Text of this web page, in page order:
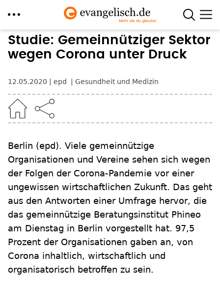
Direkt
zum
Studie: Gemeinnütziger Sektor
wegen Corona unter Druck
12.05.2020 epd Gesundheit und Medizin
Berlin (epd). Viele gemeinnützige
Organisationen und Vereine sehen sich wegen
der Folgen der Corona-Pandemie vor einer
ungewissen wirtschaftlichen Zukunft. Das geht
aus den Antworten einer Umfrage hervor, die
das gemeinnützige Beratungsinstitut Phineo
am Dienstag in Berlin vorgestellt hat. 97,5
Prozent der Organisationen gaben an, von
Corona inhaltlich, wirtschaftlich und
organisatorisch betroffen zu sein.